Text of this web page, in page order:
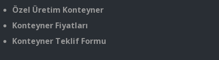
Özel Üretim Konteyner
Konteyner Fiyatları
Konteyner Teklif Formu